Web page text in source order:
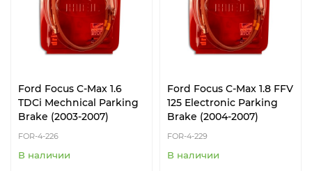
Ford Focus C-Max 1.6
TDCi Mechnical Parking
Brake (2003-2007)
FOR-4-226
В наличии
Ford Focus C-Max 1.8 FFV
125 Electronic Parking
Brake (2004-2007)
FOR-4-229
В наличии